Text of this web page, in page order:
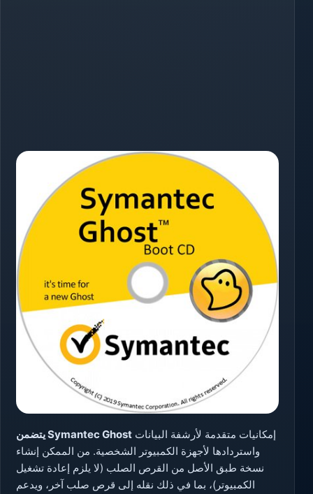
يتضمن Symantec Ghost
واستردادها لأجهزة الكمبيوتر الشخصية. من الممكن إنشاء
نسخة طبق الأصل من القرص الصلب (لا يلزم إعادة تشغيل
الكمبيوتر)، بما في ذلك نقله إلى قرص صلب آخر، ويدعم